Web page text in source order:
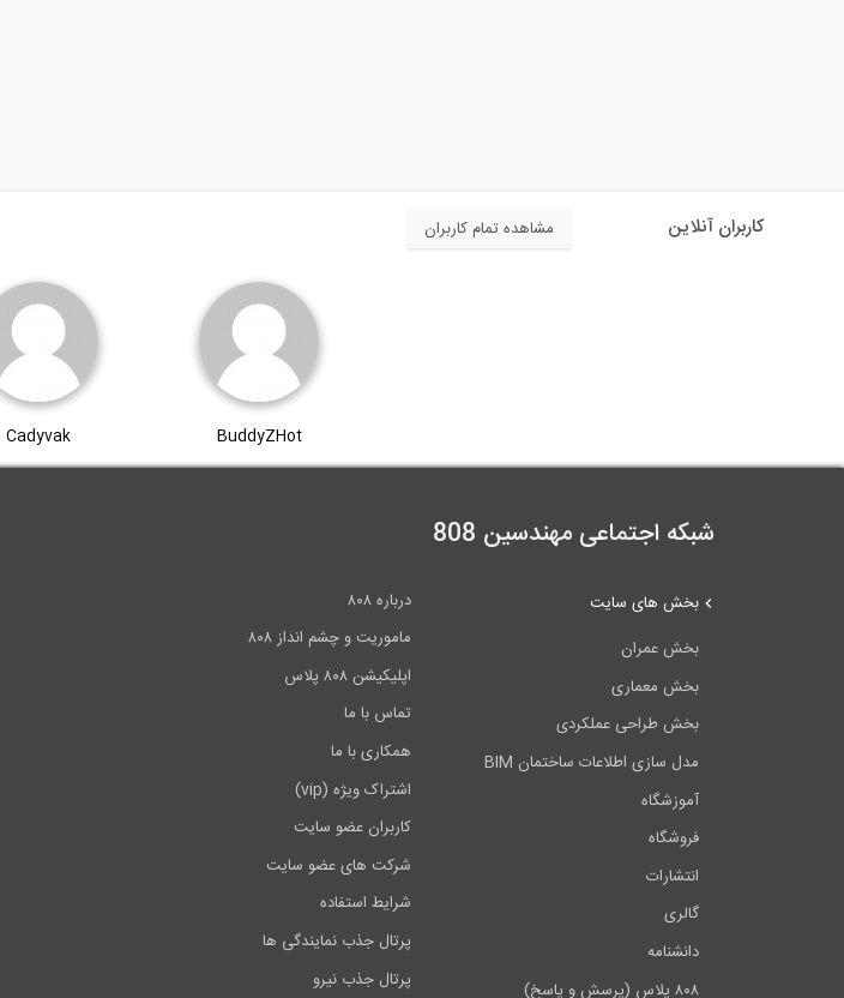
کاربران آنلاین مشاهده تمام کاربران
BuddyZHot
Cadyvak
شبکه اجتماعی مهندسین 808
درباره ۸۰۸
ماموریت و چشم انداز ۸۰۸
اپلیکیشن ۸۰۸ پلاس
تماس با ما
همکاری با ما
اشتراک ویژه (vip)
کاربران عضو سایت
شرکت های عضو سایت
شرایط استفاده
پرتال جذب نمایندگی ها
پرتال جذب نیرو
بخش های سایت
بخش عمران
بخش معماری
بخش طراحی عملکردی
مدل سازی اطلاعات ساختمان BIM
آموزشگاه
فروشگاه
انتشارات
گالری
دانشنامه
۸۰۸ پلاس (پرسش و پاسخ)